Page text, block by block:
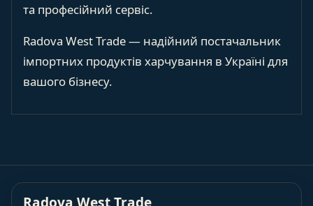
та професійний сервіс.
Radova West Trade — надійний постачальник
імпортних продуктів харчування в Україні для
вашого бізнесу.
Radova West Trade